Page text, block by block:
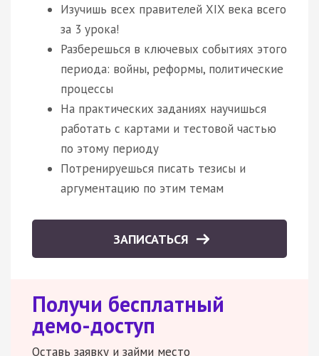
Изучишь всех правителей XIX века всего
за 3 урока!
Разберешься в ключевых событиях этого
периода: войны, реформы, политические
процессы
На практических заданиях научишься
работать с картами и тестовой частью
по этому периоду
Потренируешься писать тезисы и
аргументацию по этим темам
ЗАПИСАТЬСЯ
Получи бесплатный
демо-доступ
Оставь заявку и займи место